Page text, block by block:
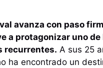
avanza con paso
a protagonizar uno de
recurrentes. A sus 25
ha encontrado un